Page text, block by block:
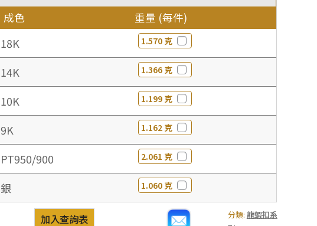
成色 重量 (每件)
18K 1.570 克
14K 1.366 克
10K 1.199 克
9K 1.162 克
PT950/900 2.061 克
銀 1.060 克
分類: 龍蝦扣系
加入查詢表